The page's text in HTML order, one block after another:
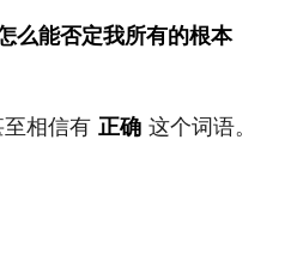
么能否定我所有的根本
相信有 正确 这个词语。